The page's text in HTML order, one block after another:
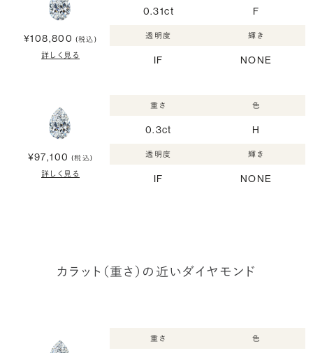
¥108,800 (税込)
詳しく見る
0.31ct F
透明度
IF
輝き
NONE
¥97,100 (税込)
詳しく見る
重さ
0.3ct
色
H
透明度
IF
輝き
NONE
カラット（重さ）の近いダイヤモンド
重さ 色